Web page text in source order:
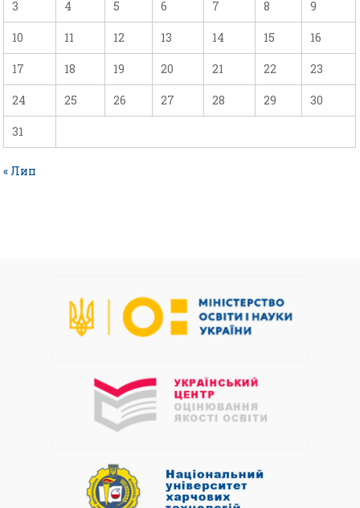
3 4 5 6 7 8 9
10 11 12 13 14 15 16
17 18 19 20 21 22 23
24 25 26 27 28 29 30
31
« Лип